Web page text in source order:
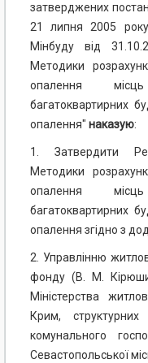
затверджених
21 липня 2005
Мінбуду від
Методики
опалення
багатоквартирних
опалення" наказую:
1. Затвердити
Методики
опалення
багатоквартирних
опалення згідно з
2. Управлінню
фонду (В. М.
Міністерства
Крим,
комунального
Севастопольської